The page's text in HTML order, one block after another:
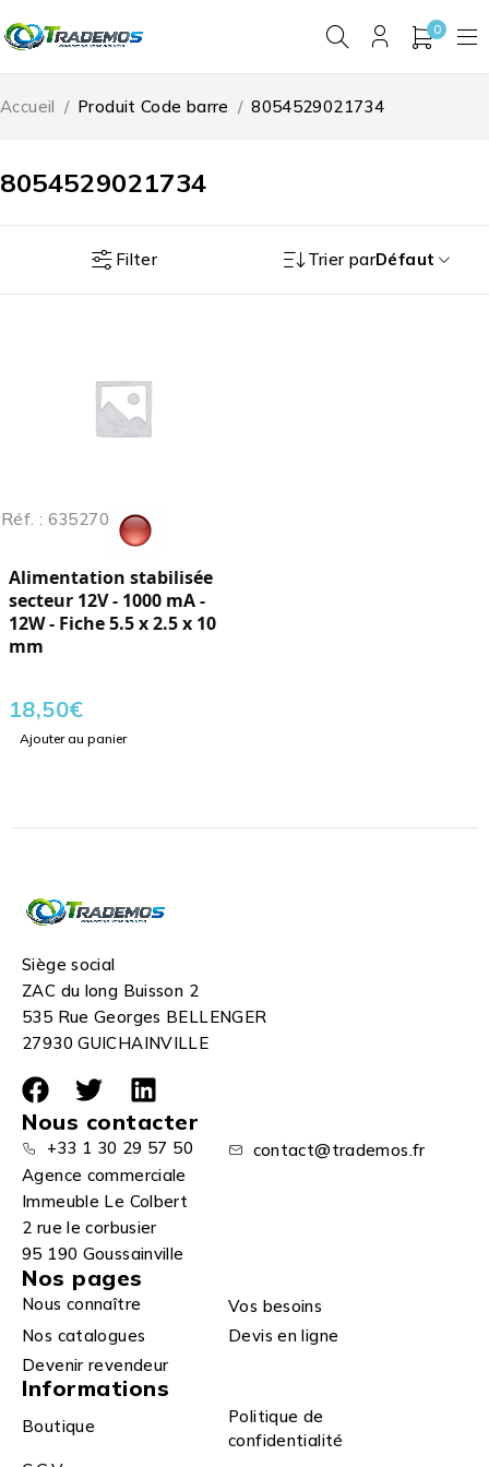
0
8054529021734
Accueil / Produit Code barre / 8054529021734
Filter Trier parDéfaut
Réf. : 635270
Alimentation stabilisée
secteur 12V - 1000 mA -
12W - Fiche 5.5 x 2.5 x 10
mm
18,50€
Ajouter au panier
Siège social
ZAC du long Buisson 2
535 Rue Georges BELLENGER
27930 GUICHAINVILLE
Nous contacter
+33 1 30 29 57 50
contact@trademos.fr
Agence commerciale
Immeuble Le Colbert
2 rue le corbusier
95 190 Goussainville
Nos pages
Nous connaître
Vos besoins
Nos catalogues
Devis en ligne
Devenir revendeur
Informations
Boutique
Politique de
confidentialité